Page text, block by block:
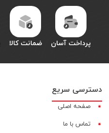
پرداخت آسان ضمانت کالا
دسترسی سریع
صفحه اصلی
تماس با ما